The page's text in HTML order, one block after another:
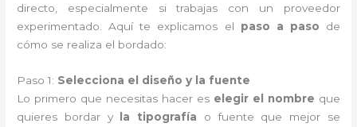
directo, especialmente si trabajas con un proveedor
experimentado. Aquí te explicamos el paso a paso de
cómo se realiza el bordado:
Paso 1: Selecciona el diseño y la fuente
Lo primero que necesitas hacer es elegir el nombre que
quieres bordar y
la tipografía o fuente que mejor se